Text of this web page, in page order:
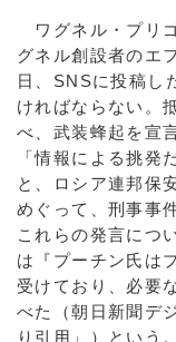
ワグネル・プリ
グネル創設者のエ
日、SNSに投稿し
ければならない。
べ、武装蜂起を宣
「情報による挑発
と、ロシア連邦保
めぐって、刑事事
これらの発言につ
は『プーチン氏は
受けており、必要
べた（朝日新聞デ
り引用」）という